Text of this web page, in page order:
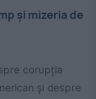
și mizeria de
corupția
și despre